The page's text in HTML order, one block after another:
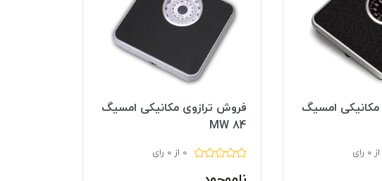
امسیگ
فروش ترازوی مکانیکی امسیگ
MW 84
0 از 0 رای